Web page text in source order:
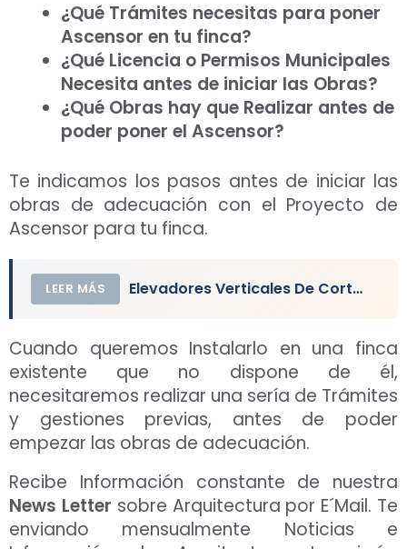
¿Qué Trámites necesitas para poner
Ascensor en tu finca?
¿Qué Licencia o Permisos Municipales
Necesita antes de iniciar las Obras?
¿Qué Obras hay que Realizar antes de
poder poner el Ascensor?
Te indicamos los pasos antes de iniciar las
obras de adecuación con el Proyecto de
Ascensor para tu finca.
LEER MÁS Elevadores Verticales De Corto Recorrido. Características y Tipos
Cuando queremos Instalarlo en una finca
existente que no dispone de él,
necesitaremos realizar una sería de Trámites
y gestiones previas, antes de poder
empezar las obras de adecuación.
Recibe Información constante de nuestra
News Letter sobre Arquitectura por E´Mail. Te
enviando mensualmente Noticias e